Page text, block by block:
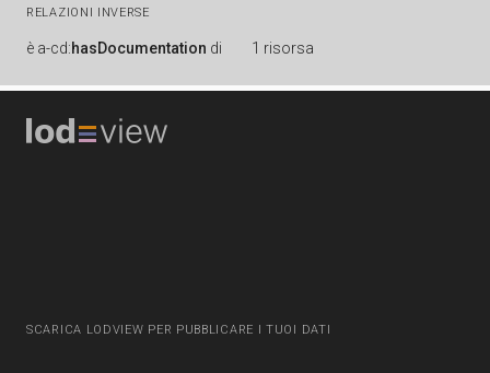
RELAZIONI INVERSE
è a-cd:hasDocumentation di 1 risorsa
SCARICA LODVIEW PER PUBBLICARE I TUOI DATI